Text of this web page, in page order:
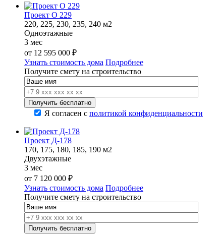
Проект О 229
220, 225, 230, 235, 240 м2
Одноэтажные
3 мес
от 12 595 000 ₽
Узнать стоимость дома Подробнее
Получите смету на строительство
Я согласен с политикой конфиденциальности
Проект Д-178
170, 175, 180, 185, 190 м2
Двухэтажные
3 мес
от 7 120 000 ₽
Узнать стоимость дома Подробнее
Получите смету на строительство